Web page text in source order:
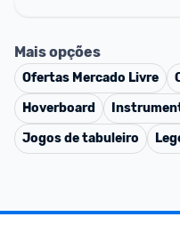
Mais opções
Ofertas Mercado Livre
Hoverboard
Jogos de tabuleiro